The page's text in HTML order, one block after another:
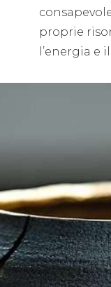
proprie
l’energia e